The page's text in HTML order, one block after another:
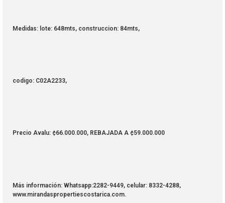
Medidas: lote: 648mts, construccion: 84mts,
codigo: C02A2233,
Precio Avalu: ¢66.000.000, REBAJADA A ¢59.000.000
Más información: Whatsapp:2282-9449, celular: 8332-4288,
www.mirandaspropertiescostarica.com.